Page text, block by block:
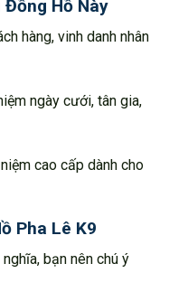
Hồ Này
hàng, vinh danh nhân
ngày cưới, tân gia,
cao cấp dành cho
Pha Lê K9
bạn nên chú ý